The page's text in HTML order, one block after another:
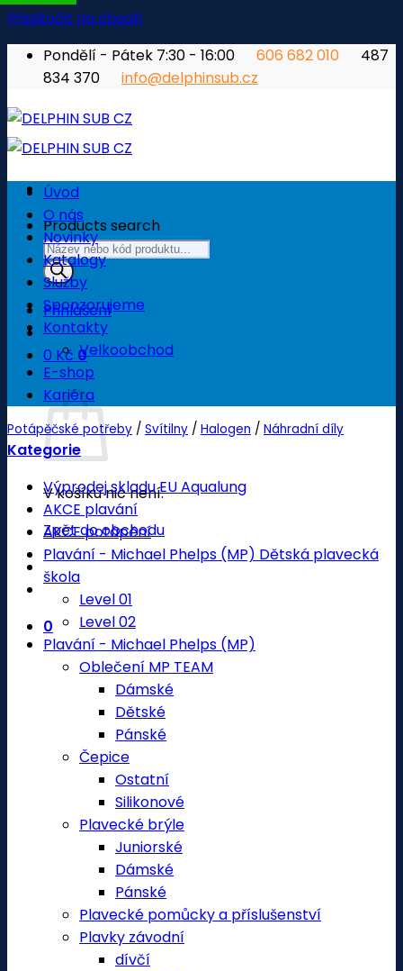
Přeskočit na obsah
Pondělí - Pátek 7:30 - 16:00
606 682 010
487
834 370
info@delphinsub.cz
Products search
Přihlášení
0 Kč 0
Košík
V košíku nic není.
Zpět do obchodu
0
Úvod
O nás
Novinky
Katalogy
Služby
Sponzorujeme
Kontakty
Velkoobchod
E-shop
Kariéra
Potápěčské potřeby / Svítilny / Halogen / Náhradní díly
Kategorie
Výprodej skladu EU Aqualung
AKCE plavání
AKCE potápění
Plavání - Michael Phelps (MP) Dětská plavecká
škola
Level 01
Level 02
Plavání - Michael Phelps (MP)
Oblečení MP TEAM
Dámské
Dětské
Pánské
Čepice
Ostatní
Silikonové
Plavecké brýle
Juniorské
Dámské
Pánské
Plavecké pomůcky a příslušenství
Plavky závodní
dívčí